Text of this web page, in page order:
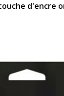
d'encre